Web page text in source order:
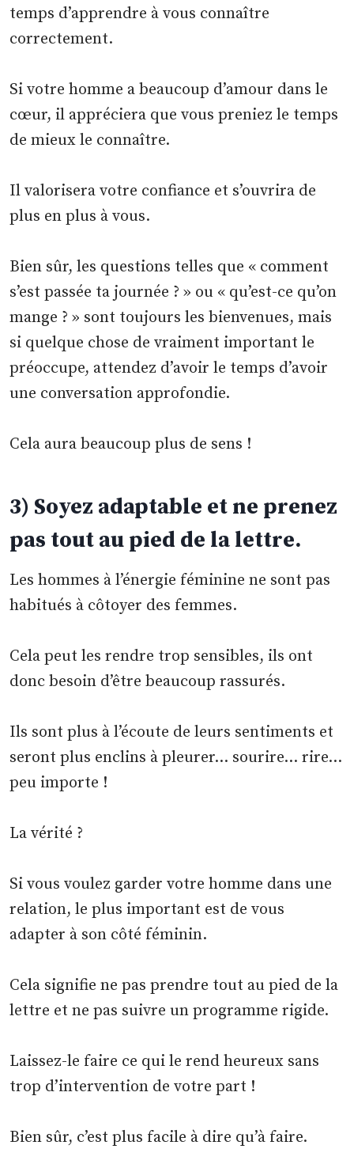
temps d’apprendre à vous connaître
correctement.
Si votre homme a beaucoup d’amour dans le
cœur, il appréciera que vous preniez le temps
de mieux le connaître.
Il valorisera votre confiance et s’ouvrira de
plus en plus à vous.
Bien sûr, les questions telles que « comment
s’est passée ta journée ? » ou « qu’est-ce qu’on
mange ? » sont toujours les bienvenues, mais
si quelque chose de vraiment important le
préoccupe, attendez d’avoir le temps d’avoir
une conversation approfondie.
Cela aura beaucoup plus de sens !
3) Soyez adaptable et ne prenez
pas tout au pied de la lettre.
Les hommes à l’énergie féminine ne sont pas
habitués à côtoyer des femmes.
Cela peut les rendre trop sensibles, ils ont
donc besoin d’être beaucoup rassurés.
Ils sont plus à l’écoute de leurs sentiments et
seront plus enclins à pleurer… sourire… rire…
peu importe !
La vérité ?
Si vous voulez garder votre homme dans une
relation, le plus important est de vous
adapter à son côté féminin.
Cela signifie ne pas prendre tout au pied de la
lettre et ne pas suivre un programme rigide.
Laissez-le faire ce qui le rend heureux sans
trop d’intervention de votre part !
Bien sûr, c’est plus facile à dire qu’à faire.